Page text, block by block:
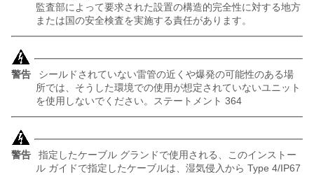
監査部によって要求された設置の構造的完全性に対する地方
または国の安全検査を実施する責任があります。
警告
シールドされていない雷管の近くや爆発の可能性のある場
所では、そうした環境での使用が想定されていないユニット
を使用しないでください。ステートメント 364
警告
指定したケーブル グランドで使用される、このインストー
ル ガイドで指定したケーブルは、湿気侵入から Type 4/IP67